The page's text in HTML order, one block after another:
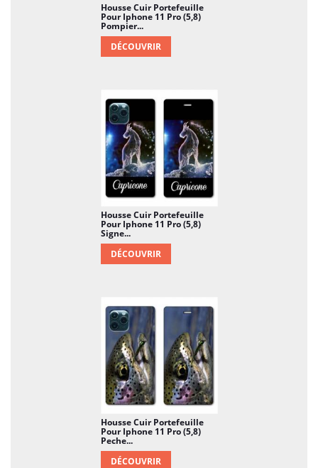
Housse Cuir Portefeuille
Pour Iphone 11 Pro (5,8)
Pompier...
DÉCOUVRIR
Housse Cuir Portefeuille
Pour Iphone 11 Pro (5,8)
Signe...
DÉCOUVRIR
Housse Cuir Portefeuille
Pour Iphone 11 Pro (5,8)
Peche...
DÉCOUVRIR